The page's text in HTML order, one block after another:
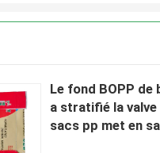
Le fond BOPP de
a stratifié la
sacs pp met en